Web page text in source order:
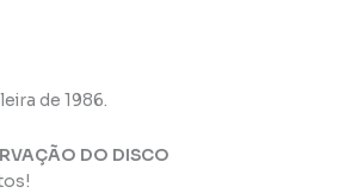
de 1986.
DO DISCO